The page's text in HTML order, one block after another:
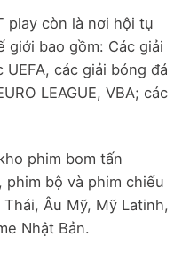
play còn là nơi hội tụ
giới bao gồm: Các giải
các giải bóng đá
LEAGUE, VBA; các
phim bom tấn
bộ và phim chiếu
Âu Mỹ, Mỹ Latinh,
Nhật Bản.